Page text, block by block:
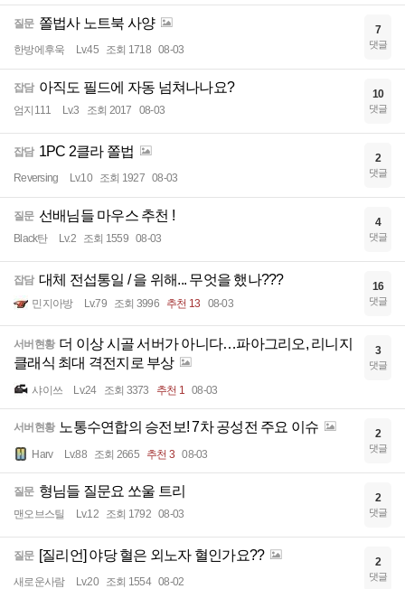
질문 쫄법사 노트북 사양
한방에후욱 Lv.45 조회 1718 08-03
7
댓글
잡담 아직도 필드에 자동 넘쳐나나요?
엄지111 Lv.3 조회 2017 08-03
10
댓글
잡담 1PC 2클라 쫄법
Reversing Lv.10 조회 1927 08-03
2
댓글
질문 선배님들 마우스 추천 !
Black탄 Lv.2 조회 1559 08-03
4
댓글
잡담 대체 전섭통일 / 을 위해... 무엇을 했나???
민지아방 Lv.79 조회 3996 추천 13 08-03
16
댓글
서버현황 더 이상 시골 서버가 아니다…파아그리오, 리니지
클래식 최대 격전지로 부상
샤이쓰 Lv.24 조회 3373 추천 1 08-03
3
댓글
서버현황 노통수연합의 승전보! 7차 공성전 주요 이슈
Harv Lv.88 조회 2665 추천 3 08-03
2
댓글
질문 형님들 질문요 쏘울 트리
맨오브스틸 Lv.12 조회 1792 08-03
2
댓글
질문 [질리언] 야당 혈은 외노자 혈인가요??
새로운사람 Lv.20 조회 1554 08-02
2
댓글